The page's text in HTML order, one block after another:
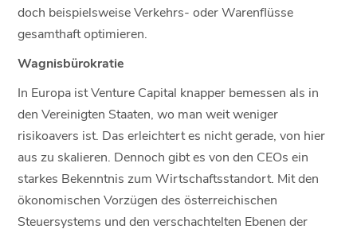
doch beispielsweise Verkehrs- oder Warenflüsse
gesamthaft optimieren.
Wagnisbürokratie
In Europa ist Venture Capital knapper bemessen als in
den Vereinigten Staaten, wo man weit weniger
risikoavers ist. Das erleichtert es nicht gerade, von hier
aus zu skalieren. Dennoch gibt es von den CEOs ein
starkes Bekenntnis zum Wirtschaftsstandort. Mit den
ökonomischen Vorzügen des österreichischen
Steuersystems und den verschachtelten Ebenen der